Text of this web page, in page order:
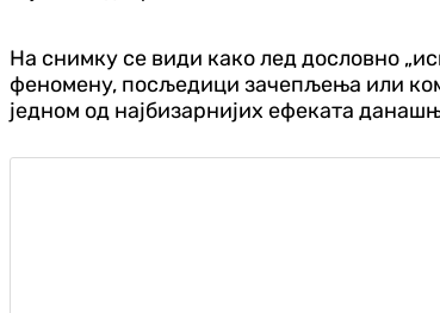
На снимку се види како лед дословно
феномену, посљедици зачепљења или
једном од најбизарнијих ефеката